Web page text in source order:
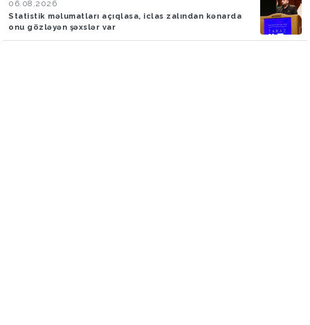
06.08.2026
Statistik məlumatları açıqlasa, iclas zalından kənarda
onu gözləyən şəxslər var